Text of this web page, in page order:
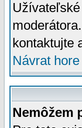
kontaktujte
Návrat hore
Nemôžem